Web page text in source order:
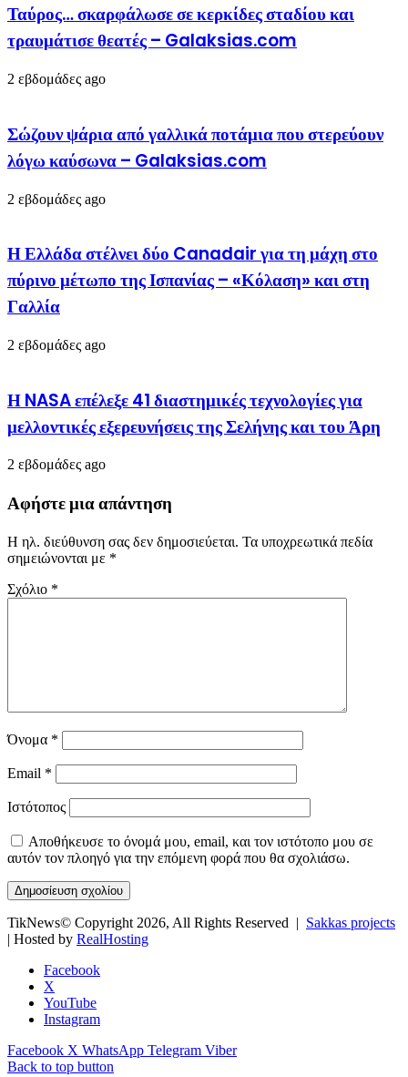
Ταύρος… σκαρφάλωσε σε κερκίδες σταδίου και
τραυμάτισε θεατές – Galaksias.com
2 εβδομάδες ago
Σώζουν ψάρια από γαλλικά ποτάμια που στερεύουν
λόγω καύσωνα – Galaksias.com
2 εβδομάδες ago
Η Ελλάδα στέλνει δύο Canadair για τη μάχη στο
πύρινο μέτωπο της Ισπανίας – «Κόλαση» και στη
Γαλλία
2 εβδομάδες ago
Η NASA επέλεξε 41 διαστημικές τεχνολογίες για
μελλοντικές εξερευνήσεις της Σελήνης και του Άρη
2 εβδομάδες ago
Αφήστε μια απάντηση
Η ηλ. διεύθυνση σας δεν δημοσιεύεται. Τα υποχρεωτικά πεδία
σημειώνονται με *
Σχόλιο *
Όνομα *
Email *
Ιστότοπος
Αποθήκευσε το όνομά μου, email, και τον ιστότοπο μου σε
αυτόν τον πλοηγό για την επόμενη φορά που θα σχολιάσω.
TikNews© Copyright 2026, All Rights Reserved | Sakkas projects
| Hosted by RealHosting
Facebook
X
YouTube
Instagram
Facebook X WhatsApp Telegram Viber
Back to top button